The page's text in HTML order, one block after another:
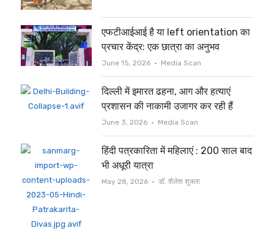
एफटीआईआई है या left orientation का
प्रचार केंद्र: एक छात्रा का अनुभव
June 15, 2026 Author
Media Scan
दिल्ली में इमारत ढहना, आग और हत्याएं
प्रशासन की नाकामी उजागर कर रही हैं
June 3, 2026 Author
Media Scan
हिंदी पत्रकारिता में महिलाएं : 200 साल बाद
भी अधूरी यात्रा
May 28, 2026 Author
डॉ. शैलेश शुक्ला